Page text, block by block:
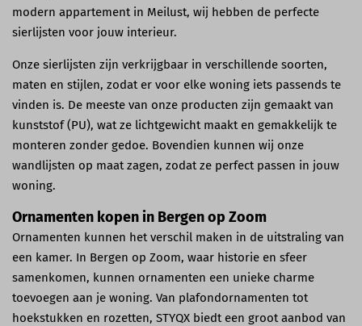
modern appartement in Meilust, wij hebben de perfecte
sierlijsten voor jouw interieur.
Onze sierlijsten zijn verkrijgbaar in verschillende soorten,
maten en stijlen, zodat er voor elke woning iets passends te
vinden is. De meeste van onze producten zijn gemaakt van
kunststof (PU), wat ze lichtgewicht maakt en gemakkelijk te
monteren zonder gedoe. Bovendien kunnen wij onze
wandlijsten op maat zagen, zodat ze perfect passen in jouw
woning.
Ornamenten kopen in Bergen op Zoom
Ornamenten kunnen het verschil maken in de uitstraling van
een kamer. In Bergen op Zoom, waar historie en sfeer
samenkomen, kunnen ornamenten een unieke charme
toevoegen aan je woning. Van plafondornamenten tot
hoekstukken en rozetten, STYQX biedt een groot aanbod van